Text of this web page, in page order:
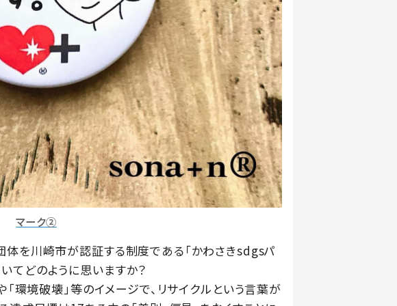
マーク②
を川崎市が認証する制度である「かわさきsdgsパ
てどのように思いますか？
「環境破壊」等のイメージで、リサイクルという言葉が